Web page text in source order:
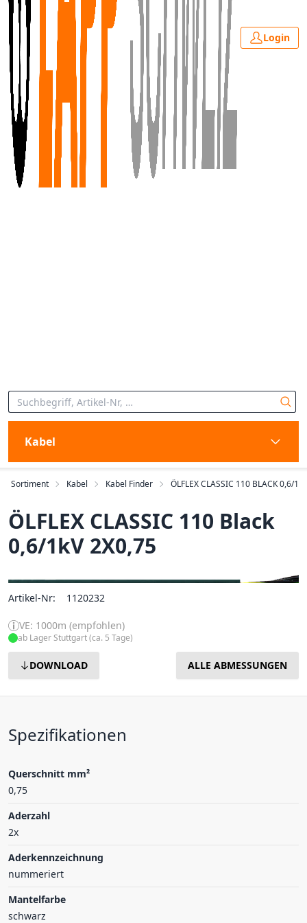
Login
Kabel
Sortiment Kabel Kabel Finder ÖLFLEX CLASSIC 110 BLACK 0,6/1
ÖLFLEX CLASSIC 110 Black
0,6/1kV 2X0,75
Artikel-Nr: 1120232
VE: 1000m (empfohlen)
ab Lager Stuttgart (ca. 5 Tage)
DOWNLOAD ALLE ABMESSUNGEN
Spezifikationen
Querschnitt mm²
0,75
Aderzahl
2x
Aderkennzeichnung
nummeriert
Mantelfarbe
schwarz